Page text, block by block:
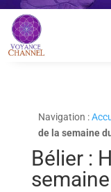
Navigation :
de la semaine
Bélier :